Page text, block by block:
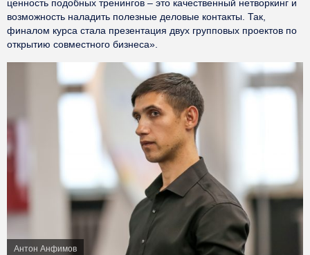
ценность подобных тренингов – это качественный нетворкинг и
возможность наладить полезные деловые контакты. Так,
финалом курса стала презентация двух групповых проектов по
открытию совместного бизнеса».
Антон Анфимов